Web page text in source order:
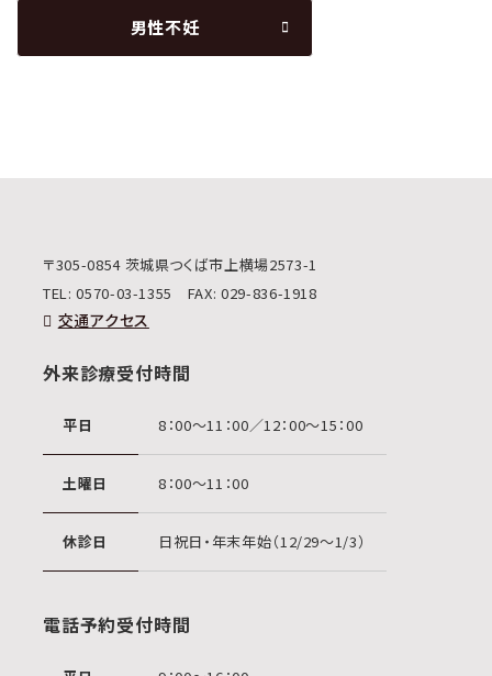
男性不妊
〒305-0854 茨城県つくば市上横場2573-1
TEL:0570-03-1355 FAX: 029-836-1918
交通アクセス
外来診療受付時間
平日 8：00〜11：00／12：00〜15：00
土曜日 8：00〜11：00
休診日 日祝日・年末年始（12/29〜1/3）
電話予約受付時間